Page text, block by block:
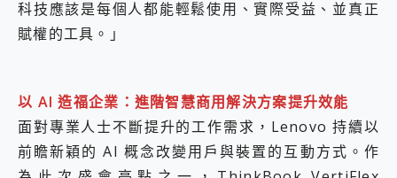
科技應該是每個人都能輕鬆使用、實際受益、並真正
賦權的工具。」
以 AI 造福企業：進階智慧商用解決方案提升效能
面對專業人士不斷提升的工作需求，Lenovo 持續以
前瞻新穎的 AI 概念改變用戶與裝置的互動方式。作